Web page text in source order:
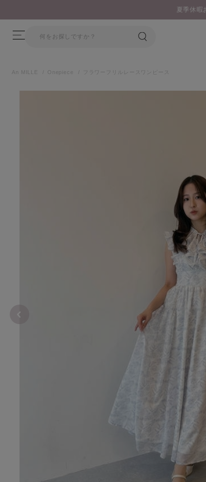
An MILLE Onepiece フラワーフリルレースワンピース